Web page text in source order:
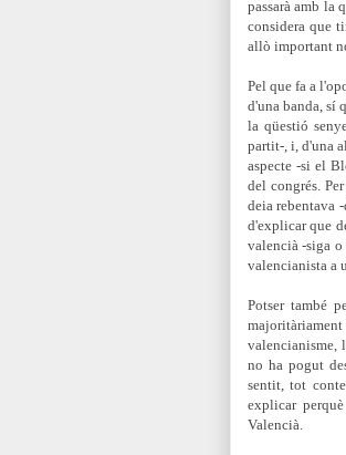
passarà amb la
considera que
allò important
Pel que fa a
d'una banda, sí
la qüestió
partit-, i, d'una
aspecte -si el
del congrés.
deia rebentava
d'explicar que
valencià -siga o
valencianista a
Potser també
majoritàriament
valencianisme,
no ha pogut
sentit, tot
explicar
Valencià.